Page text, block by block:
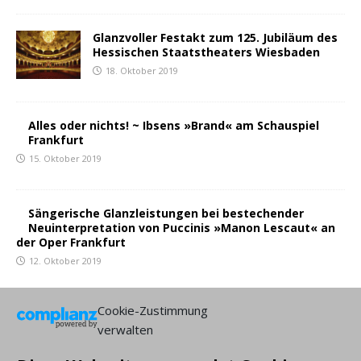
Cookie-Zustimmung
verwalten
Glanzvoller Festakt zum 125. Jubiläum des
Hessischen Staatstheaters Wiesbaden
18. Oktober 2019
Alles oder nichts! ~ Ibsens »Brand« am Schauspiel
Frankfurt
15. Oktober 2019
Sängerische Glanzleistungen bei bestechender
Neuinterpretation von Puccinis »Manon Lescaut« an
der Oper Frankfurt
12. Oktober 2019
Schwungvolle »Gräfin Mariza« mit nostalgischer Note
am Staatstheater Wiesbaden